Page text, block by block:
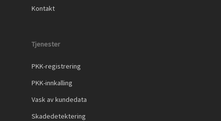
Kontakt
Tjenester
PKK-registrering
PKK-innkalling
Vask av kundedata
Skadedetektering